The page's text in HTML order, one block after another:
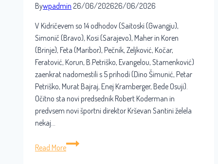
Bywpadmin 26/06/202626/06/2026
V Kidričevem so 14 odhodov (Saitoski (Gwangju),
Simonič (Bravo), Kosi (Sarajevo), Maher in Koren
(Brinje), Feta (Maribor), Pečnik, Zeljković, Kočar,
Feratović, Korun, B.Petriško, Evangelou, Stamenković)
zaenkrat nadomestili s 5 prihodi (Dino Šimunić, Petar
Petriško, Murat Bajraj, Enej Kramberger, Bede Osuji).
Očitno sta novi predsednik Robert Koderman in
predvsem novi športni direktor Krševan Santini želela
nekaj…
Read More
Aluminijev
intenzivni